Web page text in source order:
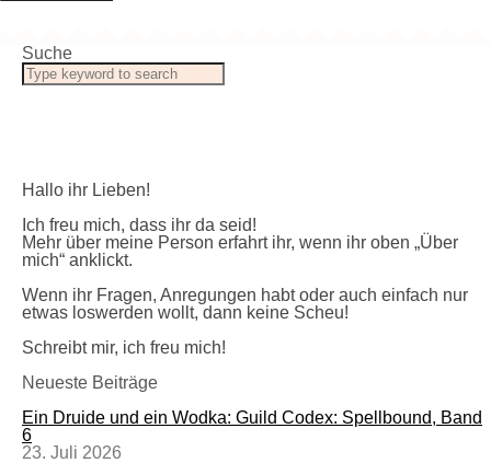
Suche
Hallo ihr Lieben!
Ich freu mich, dass ihr da seid!
Mehr über meine Person erfahrt ihr, wenn ihr oben „Über
mich“ anklickt.
Wenn ihr Fragen, Anregungen habt oder auch einfach nur
etwas loswerden wollt, dann keine Scheu!
Schreibt mir, ich freu mich!
Neueste Beiträge
Ein Druide und ein Wodka: Guild Codex: Spellbound, Band
6
23. Juli 2026